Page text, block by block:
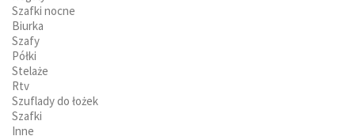
Szafki nocne
Biurka
Szafy
Półki
Stelaże
Rtv
Szuflady do łożek
Szafki
Inne